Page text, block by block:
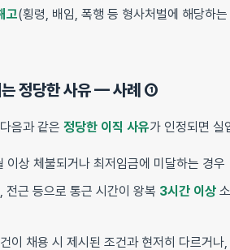
고(횡령, 배임, 폭행 등 형사처벌에 해당하
는 정당한 사유 — 사례 ①
음과 같은 정당한 이직 사유가 인정되면 실
상 체불되거나 최저임금에 미달하는 경우
근 등으로 통근 시간이 왕복 3시간 이상
이 채용 시 제시된 조건과 현저히 다르거나